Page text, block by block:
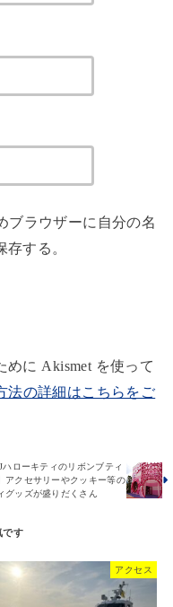
ブラウザーに自分の名
する。
めに Akismet を使って
法の詳細はこちらをご
ハローキティのリボンブティ
アクセサリーやクッキー等の
グッズが盛りだくさん
アクセス